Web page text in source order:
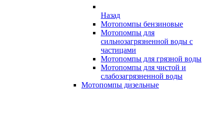
Назад
Мотопомпы бензиновые
Мотопомпы для
сильнозагрязненной воды с
частицами
Мотопомпы для грязной воды
Мотопомпы для чистой и
слабозагрязненной воды
Мотопомпы дизельные